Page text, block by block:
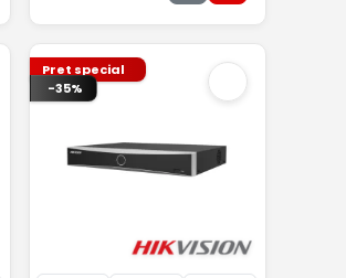
Pret special
-35%